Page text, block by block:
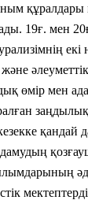
құралдары
19ғ. мен
екі
өмір мен
қандай